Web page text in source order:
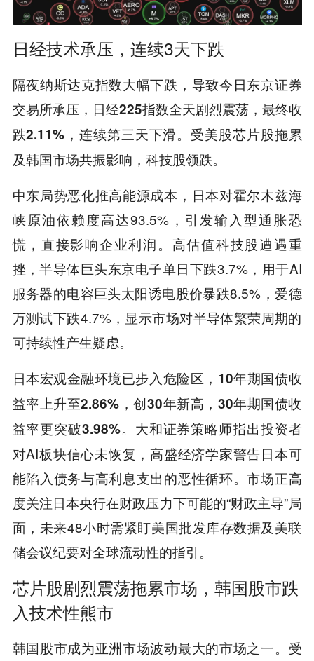
日经技术承压，连续3天下跌
隔夜纳斯达克指数大幅下跌，导致今日东京证券
交易所承压， 日经225指数全天剧烈震荡，最终收
跌2.11%，连续第三天下滑。 受美股芯片股拖累
及韩国市场共振影响，科技股领跌。
中东局势恶化推高能源成本，日本对霍尔木兹海
峡原油依赖度高达93.5%，引发输入型通胀恐
慌，直接影响企业利润。高估值科技股遭遇重
挫，半导体巨头东京电子单日下跌3.7%，用于AI
服务器的电容巨头太阳诱电股价暴跌8.5%，爱德
万测试下跌4.7%，显示市场对半导体繁荣周期的
可持续性产生疑虑。
日本宏观金融环境已步入危险区， 10年期国债收
益率上升至2.86%，创30年新高，30年期国债收
益率更突破3.98%。大和证券策略师指出投资者
对AI板块信心未恢复，高盛经济学家警告日本可
能陷入债务与高利息支出的恶性循环。市场正高
度关注日本央行在财政压力下可能的“财政主导”局
面，未来48小时需紧盯美国批发库存数据及美联
储会议纪要对全球流动性的指引。
芯片股剧烈震荡拖累市场，韩国股市跌
入技术性熊市
韩国股市成为亚洲市场波动最大的市场之一。受